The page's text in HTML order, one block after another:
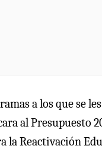
a los que se
al Presupuesto
la Reactivación